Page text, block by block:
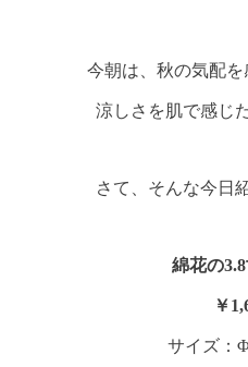
今朝は、秋の気配を
涼しさを肌で感じ
さて、そんな今日
綿花の
￥
サイズ：